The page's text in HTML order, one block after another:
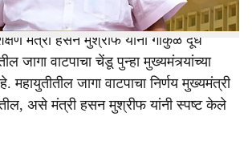
मंत्री हसन मुश्रीफ यांनी गोकुळ दूध
जागा वाटपाचा चेंडू पुन्हा मुख्यमंत्र्यांच्या
जागा वाटपाचा निर्णय मुख्यमंत्री
असे मंत्री हसन मुश्रीफ यांनी स्पष्ट केले